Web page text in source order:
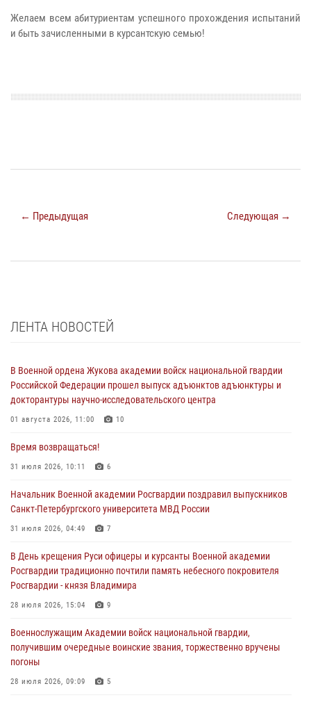
Желаем всем абитуриентам успешного прохождения испытаний
и быть зачисленными в курсантскую семью!
← Предыдущая Следующая →
ЛЕНТА НОВОСТЕЙ
В Военной ордена Жукова академии войск национальной гвардии
Российской Федерации прошел выпуск адъюнктов адъюнктуры и
докторантуры научно-исследовательского центра
01 августа 2026, 11:00 10
Время возвращаться!
31 июля 2026, 10:11 6
Начальник Военной академии Росгвардии поздравил выпускников
Санкт-Петербургского университета МВД России
31 июля 2026, 04:49 7
В День крещения Руси офицеры и курсанты Военной академии
Росгвардии традиционно почтили память небесного покровителя
Росгвардии - князя Владимира
28 июля 2026, 15:04 9
Военнослужащим Академии войск национальной гвардии,
получившим очередные воинские звания, торжественно вручены
погоны
28 июля 2026, 09:09 5